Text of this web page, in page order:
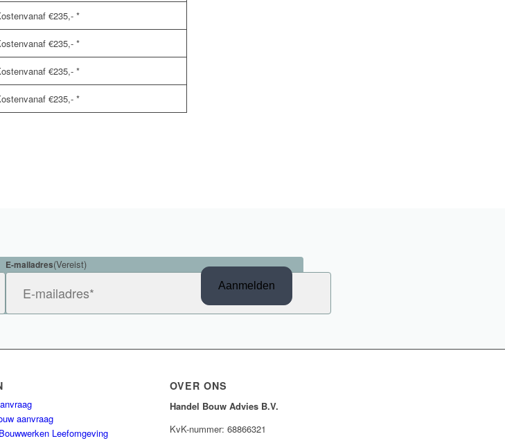
vanaf €235,- *
vanaf €235,- *
vanaf €235,- *
vanaf €235,- *
E-mailadres(Vereist)
aanvraag
Leefomgeving
OVER ONS
Handel Bouw Advies B.V.
KvK-nummer: 68866321